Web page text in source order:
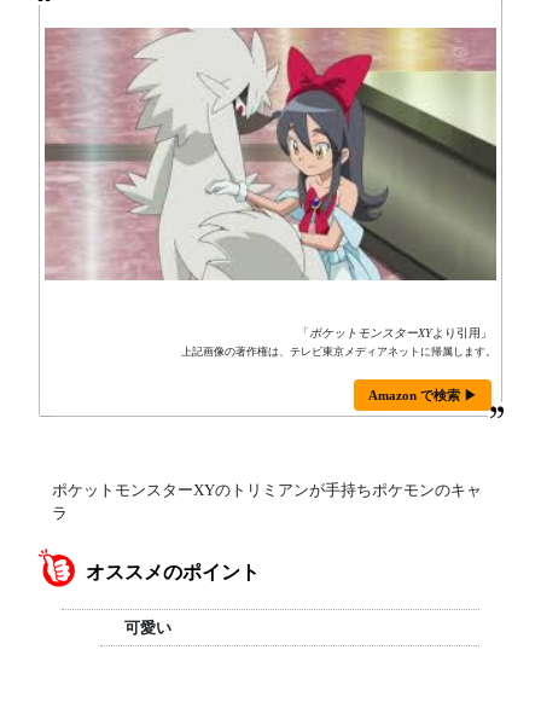
「ポケットモンスターXYより引用」
上記画像の著作権は、テレビ東京メディアネットに帰属します。
Amazon で検索 ▶
ポケットモンスターXYのトリミアンが手持ちポケモンのキャ
ラ
オススメのポイント
可愛い